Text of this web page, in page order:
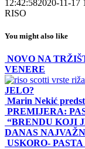
12:42:582020-11-17
RISO
You might also like
NOVO NA
VENERE
JELO?
Marin Nekić
PREMIJERA:
“BRENDU KOJI
DANAS
USKORO-